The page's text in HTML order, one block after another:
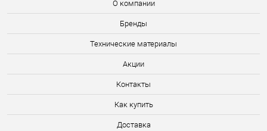
О компании
Бренды
Технические материалы
Акции
Контакты
Как купить
Доставка